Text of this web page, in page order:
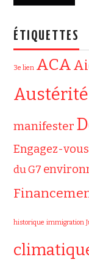
ÉTIQUETTES
3e lien ACA
Austérité
manifester
Engagez-
du G7
historique immigration